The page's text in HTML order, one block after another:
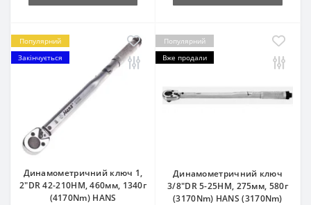
Популярний
Закінчується
Динамометричний ключ 1,
2"DR 42-210HM, 460мм, 1340г
(4170Nm) HANS
Популярний
Вже продали
Динамометричний ключ
3/8"DR 5-25HM, 275мм, 580г
(3170Nm) HANS (3170Nm)